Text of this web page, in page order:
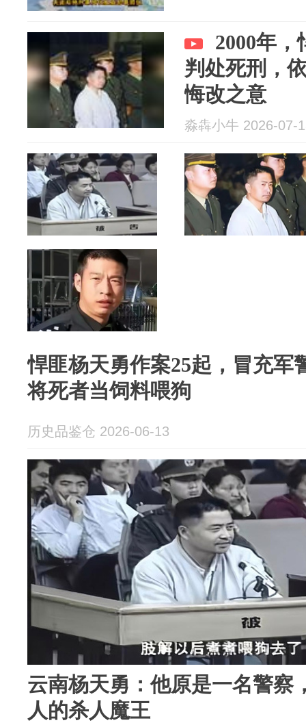
2000年
判处死刑，
悔改之意
淼犇小牛 2026-07-
悍匪杨天勇作案25起，冒充军
将死者当饲料喂狗
历史品鉴仓 2026-06-13
云南杨天勇：他原是一名警察
人的杀人魔王